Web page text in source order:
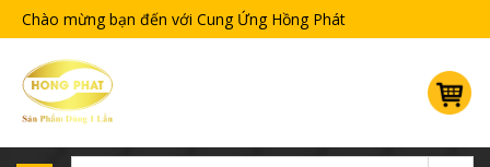
Chào mừng bạn đến với Cung Ứng Hồng Phát